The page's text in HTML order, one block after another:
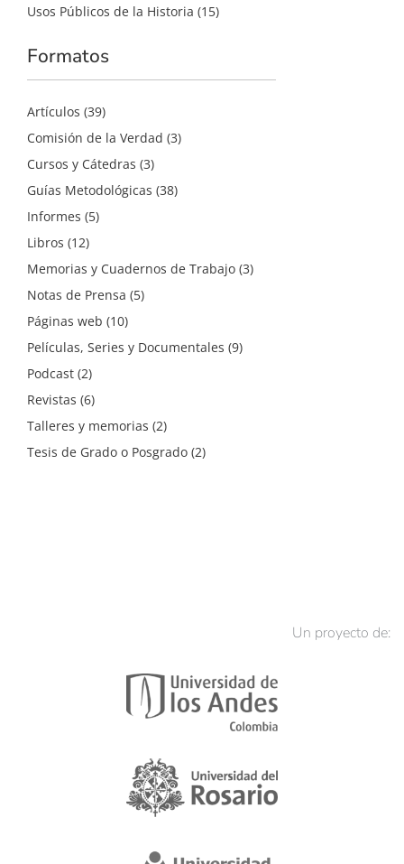
Usos Públicos de la Historia (15)
Formatos
Artículos (39)
Comisión de la Verdad (3)
Cursos y Cátedras (3)
Guías Metodológicas (38)
Informes (5)
Libros (12)
Memorias y Cuadernos de Trabajo (3)
Notas de Prensa (5)
Páginas web (10)
Películas, Series y Documentales (9)
Podcast (2)
Revistas (6)
Talleres y memorias (2)
Tesis de Grado o Posgrado (2)
Un proyecto de: